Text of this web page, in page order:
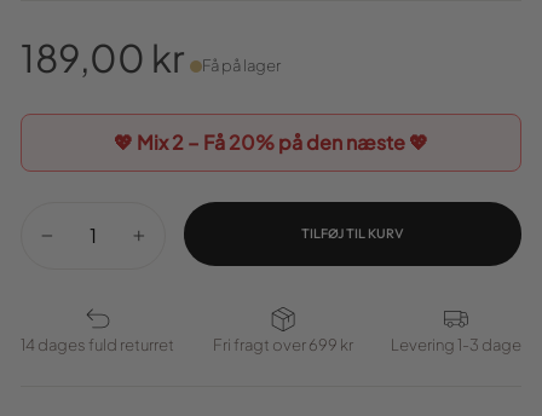
pris
189,00 kr Få på lager
💖 Mix 2 – Få20%på den næste 💖
+
TILFØJ TIL KURV
14 dages fuld returret Fri fragt over 699 kr Levering 1-3 dage